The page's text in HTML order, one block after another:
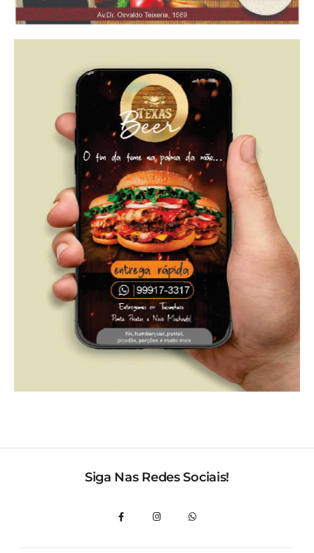
Siga Nas Redes Sociais!